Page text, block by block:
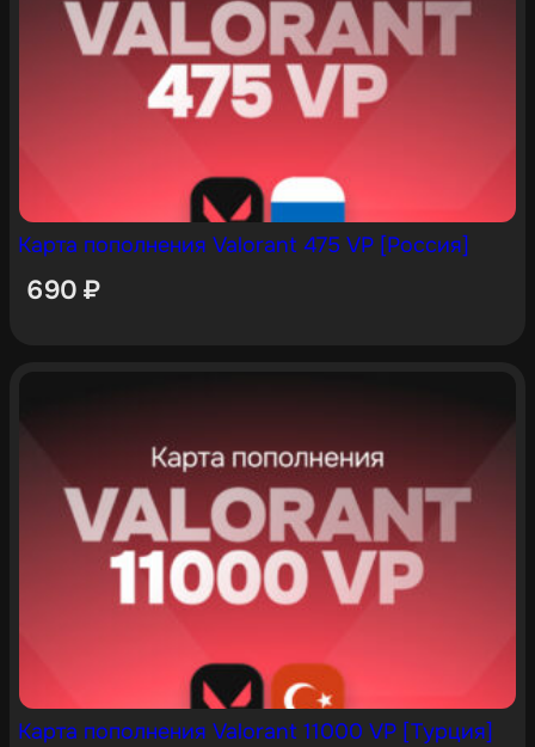
Карта пополнения Valorant 475 VP [Россия]
690 ₽
Карта пополнения Valorant 11000 VP [Турция]